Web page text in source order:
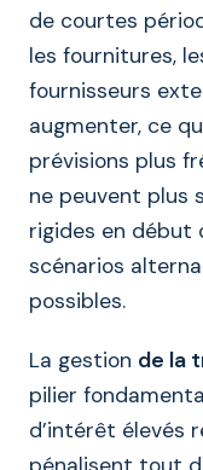
de courtes
les fournitures,
fournisseurs
augmenter, ce
prévisions plus
ne peuvent plus
rigides en début
scénarios
possibles.
La gestion de la
pilier
d’intérêt élevés